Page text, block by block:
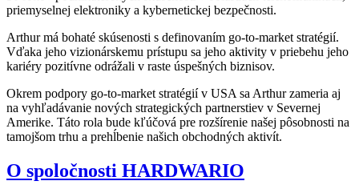
priemyselnej elektroniky a kybernetickej bezpečnosti.
Arthur má bohaté skúsenosti s definovaním go-to-market stratégií.
Vďaka jeho vizionárskemu prístupu sa jeho aktivity v priebehu jeho
kariéry pozitívne odrážali v raste úspešných biznisov.
Okrem podpory go-to-market stratégií v USA sa Arthur zameria aj
na vyhľadávanie nových strategických partnerstiev v Severnej
Amerike. Táto rola bude kľúčová pre rozšírenie našej pôsobnosti na
tamojšom trhu a prehĺbenie našich obchodných aktivít.
O spoločnosti HARDWARIO